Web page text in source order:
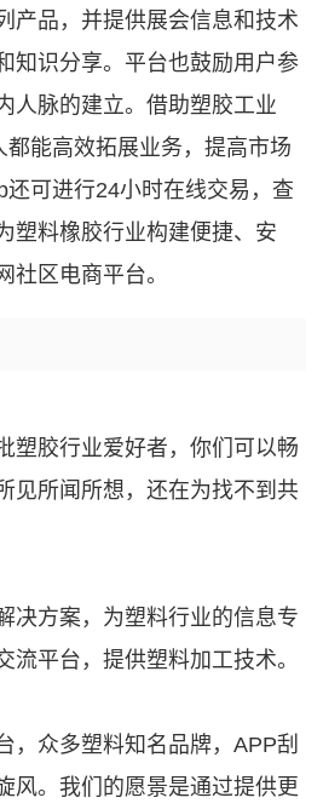
产品，并提供展会信息和技术
知识分享。平台也鼓励用户参
人脉的建立。借助塑胶工业
能高效拓展业务，提高市场
可进行24小时在线交易，查
塑料橡胶行业构建便捷、安
社区电商平台。
塑胶行业爱好者，你们可以畅
见所闻所想，还在为找不到共
决方案，为塑料行业的信息专
流平台，提供塑料加工技术。
，众多塑料知名品牌，APP刮
风。我们的愿景是通过提供更